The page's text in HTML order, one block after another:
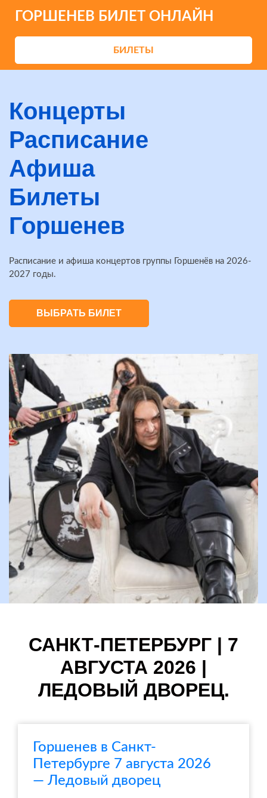
ГОРШЕНЕВ БИЛЕТ ОНЛАЙН
БИЛЕТЫ
Концерты
Расписание
Афиша
Билеты
Горшенев
Расписание и афиша концертов группы Горшенёв на 2026-
2027 годы.
ВЫБРАТЬ БИЛЕТ
САНКТ-ПЕТЕРБУРГ | 7
АВГУСТА 2026 |
ЛЕДОВЫЙ ДВОРЕЦ.
Горшенев в Санкт-
Петербурге 7 августа 2026
— Ледовый дворец